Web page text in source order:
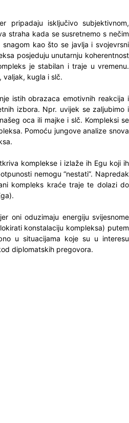
pripadaju isključivo subjektivnom,
straha kada se susretnemo s nečim
kao što se javlja i svojevrsni
posjeduju unutarnju koherentnost
je stabilan i traje u vremenu.
valjak, kugla i slč.
istih obrazaca emotivnih reakcija i
izbora. Npr. uvijek se zaljubimo i
oca ili majke i slč. Kompleksi se
Pomoću jungove analize snova
komplekse i izlaže ih Egu koji ih
nemogu “nestati”. Napredak
kompleks kraće traje te dolazi do
oni oduzimaju energiju svijesnome
konstalaciju kompleksa) putem
u situacijama koje su u interesu
diplomatskih pregovora.